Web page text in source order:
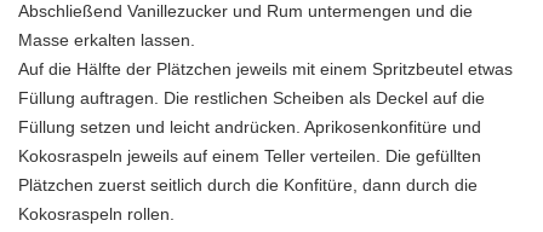
Abschließend Vanillezucker und Rum untermengen und die
Masse erkalten lassen.
Auf die Hälfte der Plätzchen jeweils mit einem Spritzbeutel etwas
Füllung auftragen. Die restlichen Scheiben als Deckel auf die
Füllung setzen und leicht andrücken. Aprikosenkonfitüre und
Kokosraspeln jeweils auf einem Teller verteilen. Die gefüllten
Plätzchen zuerst seitlich durch die Konfitüre, dann durch die
Kokosraspeln rollen.